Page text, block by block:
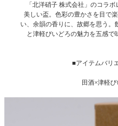
「北洋硝子 株式会社」のコラ
美しい盃。色彩の豊かさを目で
い、余韻の香りに、故郷を思う。
と津軽びいどろの魅力を五感で
■アイテムバリ
田酒×津軽